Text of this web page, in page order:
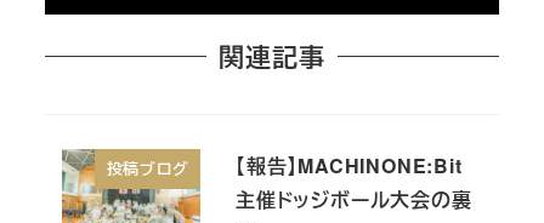
関連記事
投稿ブログ
【報告】MACHINONE:Bit
主催ドッジボール大会の裏